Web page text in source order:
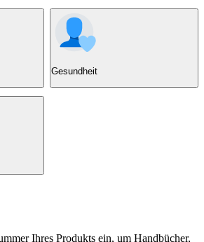
Gesundheit
Ihres Produkts ein, um Handbücher,